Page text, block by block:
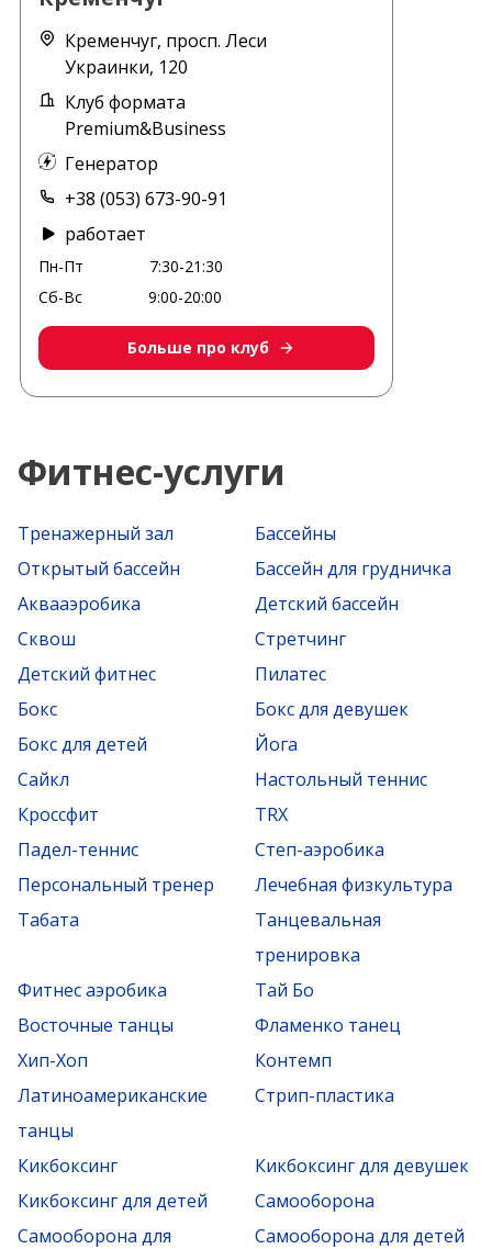
Кременчуг, просп. Леси
Украинки, 120
Клуб формата
Premium&Business
Генератор
+38 (053) 673-90-91
работает
Пн-Пт
7:30-21:30
Сб-Вс
9:00-20:00
Больше про клуб
Фитнес-услуги
Тренажерный зал
Бассейны
Открытый бассейн
Бассейн для грудничка
Аквааэробика
Детский бассейн
Сквош
Стретчинг
Детский фитнес
Пилатес
Бокс
Бокс для девушек
Бокс для детей
Йога
Сайкл
Настольный теннис
Кроссфит
TRX
Падел-теннис
Степ-аэробика
Персональный тренер
Лечебная физкультура
Табата
Танцевальная
тренировка
Фитнес аэробика
Тай Бо
Восточные танцы
Фламенко танец
Хип-Хоп
Контемп
Латиноамериканские
танцы
Стрип-пластика
Кикбоксинг
Кикбоксинг для девушек
Кикбоксинг для детей
Самооборона
Самооборона для
Самооборона для детей